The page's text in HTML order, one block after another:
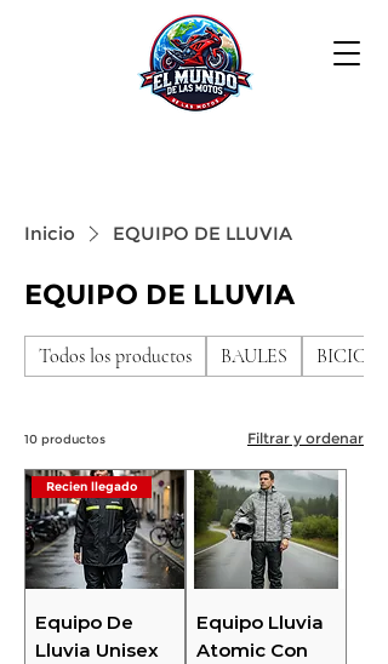
Inicio EQUIPO DE LLUVIA
EQUIPO DE LLUVIA
Todos los productos BAULES
10 productos Filtrar y ordenar
Recien llegado
Equipo De
Lluvia Unisex
Equipo Lluvia
Atomic Con